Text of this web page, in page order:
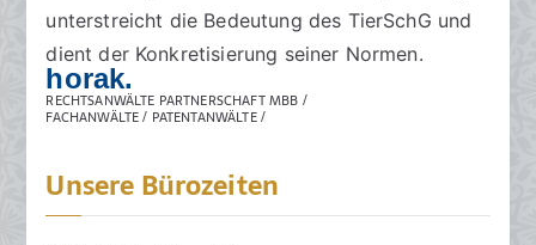
unterstreicht die Bedeutung des TierSchG und
dient der Konkretisierung seiner Normen.
horak.
RECHTSANWÄLTE PARTNERSCHAFT MBB /
FACHANWÄLTE / PATENTANWÄLTE /
Unsere Bürozeiten